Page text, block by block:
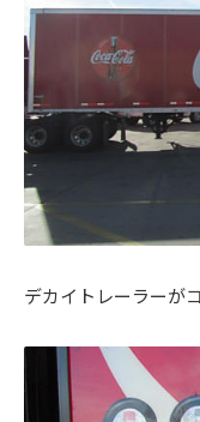
デカイトレーラーが